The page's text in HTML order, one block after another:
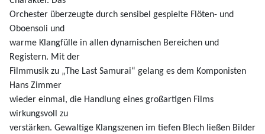
Orchester überzeugte durch sensibel gespielte Flöten- und
Oboensoli und
warme Klangfülle in allen dynamischen Bereichen und
Registern. Mit der
Filmmusik zu „The Last Samurai“ gelang es dem Komponisten
Hans Zimmer
wieder einmal, die Handlung eines großartigen Films
wirkungsvoll zu
verstärken. Gewaltige Klangszenen im tiefen Blech ließen Bilder